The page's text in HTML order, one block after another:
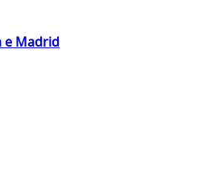
e Madrid